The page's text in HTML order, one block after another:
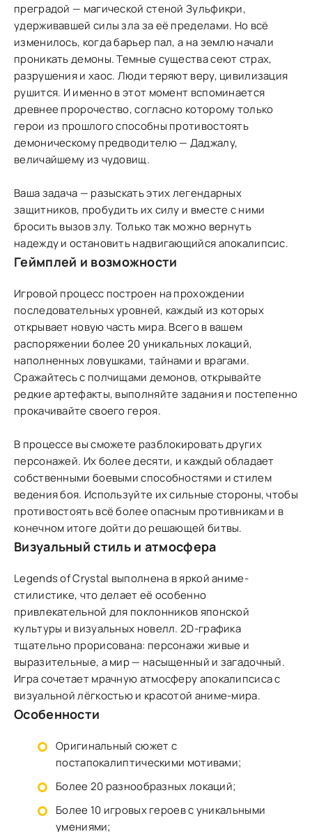
преградой — магической стеной Зульфикри,
удерживавшей силы зла за её пределами. Но всё
изменилось, когда барьер пал, а на землю начали
проникать демоны. Темные существа сеют страх,
разрушения и хаос. Люди теряют веру, цивилизация
рушится. И именно в этот момент вспоминается
древнее пророчество, согласно которому только
герои из прошлого способны противостоять
демоническому предводителю — Даджалу,
величайшему из чудовищ.
Ваша задача — разыскать этих легендарных
защитников, пробудить их силу и вместе с ними
бросить вызов злу. Только так можно вернуть
надежду и остановить надвигающийся апокалипсис.
Геймплей и возможности
Игровой процесс построен на прохождении
последовательных уровней, каждый из которых
открывает новую часть мира. Всего в вашем
распоряжении более 20 уникальных локаций,
наполненных ловушками, тайнами и врагами.
Сражайтесь с полчищами демонов, открывайте
редкие артефакты, выполняйте задания и постепенно
прокачивайте своего героя.
В процессе вы сможете разблокировать других
персонажей. Их более десяти, и каждый обладает
собственными боевыми способностями и стилем
ведения боя. Используйте их сильные стороны, чтобы
противостоять всё более опасным противникам и в
конечном итоге дойти до решающей битвы.
Визуальный стиль и атмосфера
Legends of Crystal выполнена в яркой аниме-
стилистике, что делает её особенно
привлекательной для поклонников японской
культуры и визуальных новелл. 2D-графика
тщательно прорисована: персонажи живые и
выразительные, а мир — насыщенный и загадочный.
Игра сочетает мрачную атмосферу апокалипсиса с
визуальной лёгкостью и красотой аниме-мира.
Особенности
Оригинальный сюжет с
постапокалиптическими мотивами;
Более 20 разнообразных локаций;
Более 10 игровых героев с уникальными
умениями;